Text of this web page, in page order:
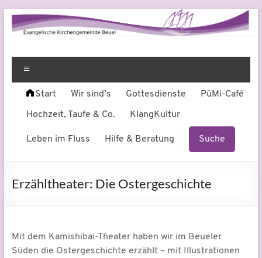
Zum
Inhalt
springen
Evangelische
Kirchengemeinde
Beuel
am
Start Wir sind’s Gottesdienste PüMi-Café
Hochzeit, Taufe & Co. KlangKultur
Leben im Fluss Hilfe & Beratung Suche
Erzähltheater: Die Ostergeschichte
Mit dem Kamishibai-Theater haben wir im Beueler
Süden die Ostergeschichte erzählt – mit Illustrationen